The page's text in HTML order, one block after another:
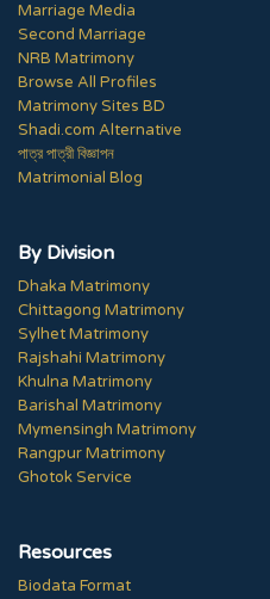
Marriage Media
Second Marriage
NRB Matrimony
Browse All Profiles
Matrimony Sites BD
Shadi.com Alternative
পাত্র পাত্রী বিজ্ঞাপন
Matrimonial Blog
By Division
Dhaka Matrimony
Chittagong Matrimony
Sylhet Matrimony
Rajshahi Matrimony
Khulna Matrimony
Barishal Matrimony
Mymensingh Matrimony
Rangpur Matrimony
Ghotok Service
Resources
Biodata Format